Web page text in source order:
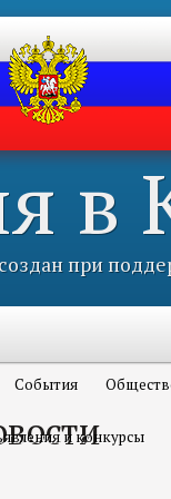
в
при
События
и конкурсы